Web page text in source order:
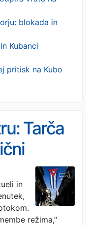
blokada in
Kubanci
pritisk na Kubo
Tarča
klana
in
režima,"